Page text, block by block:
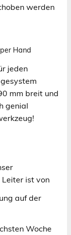
werden
Hand
jeden
mm breit und
genial
Leiter ist von
auf der
Woche